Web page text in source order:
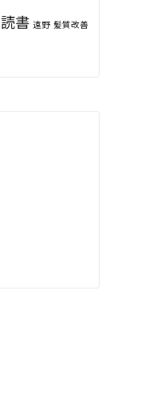
読書 遠野 髪質改善